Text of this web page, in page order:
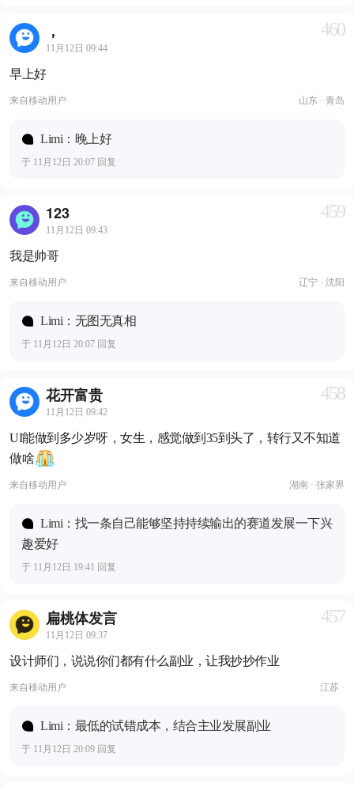
，
11月12日 09:44
460
早上好
来自移动用户 山东 · 青岛
Limi：晚上好
于 11月12日 20:07 回复
123
11月12日 09:43
459
我是帅哥
来自移动用户 辽宁 · 沈阳
Limi：无图无真相
于 11月12日 20:07 回复
花开富贵
11月12日 09:42
458
UI能做到多少岁呀，女生，感觉做到35到头了，转行又不知道
做啥
来自移动用户 湖南 · 张家界
Limi：找一条自己能够坚持持续输出的赛道发展一下兴
趣爱好
于 11月12日 19:41 回复
扁桃体发言
11月12日 09:37
457
设计师们，说说你们都有什么副业，让我抄抄作业
来自移动用户 江苏 ·
Limi：最低的试错成本，结合主业发展副业
于 11月12日 20:09 回复